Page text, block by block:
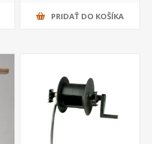
PRIDAŤ DO KOŠÍKA